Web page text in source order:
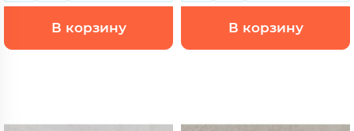
В корзину В корзину